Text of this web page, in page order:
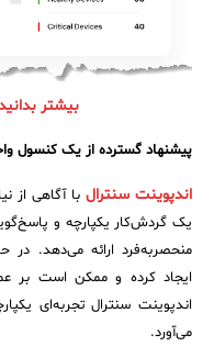
بیشتر
پیشنهاد گسترده از یک کنسول
اندپوینت سنترال با آگاهی از
یک گردش‌کار یکپارچه و
منحصربه‌فرد ارائه می‌دهد. در
ایجاد کرده و ممکن است بر
اندپوینت سنترال تجربه‌ای
می‌آورد.
سیستم هوشمند مدیریت فروش
سامانه مدیریت امنیت اطلاعات
سامانه مدیریت دارایی‌ها [Asset Explorer]
DDI
فلافلی_فناوری
آرشیو دانلودهای مدانت